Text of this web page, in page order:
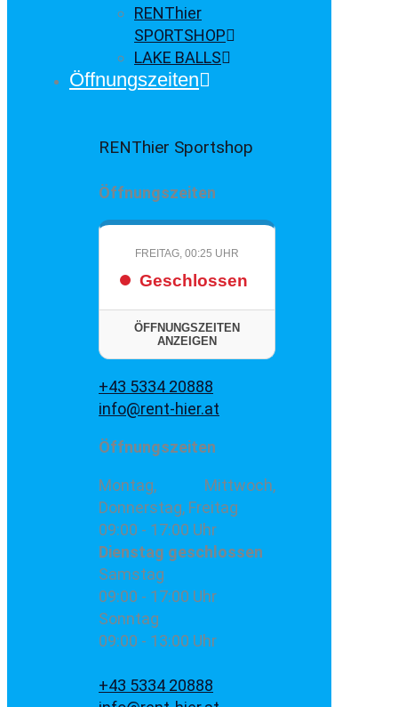
RENThier
SPORTSHOP
LAKE BALLS
Öffnungszeiten
RENThier Sportshop
Öffnungszeiten
FREITAG, 00:25 UHR
Geschlossen
ÖFFNUNGSZEITEN
ANZEIGEN
+43 5334 20888
info@rent-hier.at
Öffnungszeiten
Montag, Mittwoch,
Donnerstag, Freitag
09:00 - 17:00 Uhr
Dienstag geschlossen
Samstag
09:00 - 17:00 Uhr
Sonntag
09:00 - 13:00 Uhr
+43 5334 20888